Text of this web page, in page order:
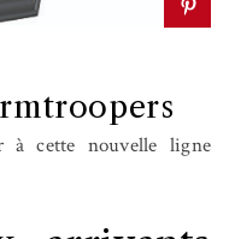
à cette nouvelle ligne